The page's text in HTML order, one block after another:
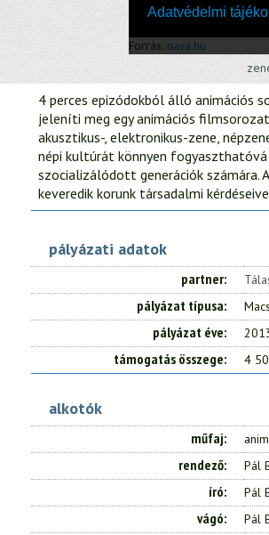
4 perces epizódokból álló animációs
jeleníti meg egy animációs
akusztikus-, elektronikus-zene,
népi kultúrát könnyen
szocializálódott generációk számára.
keveredik korunk társadalmi
pályázati adatok
partner
pályázat típusa
pályázat éve
támogatás összege 4
alkotók
műfaj
rendező Pál
író Pál
vágó Pál